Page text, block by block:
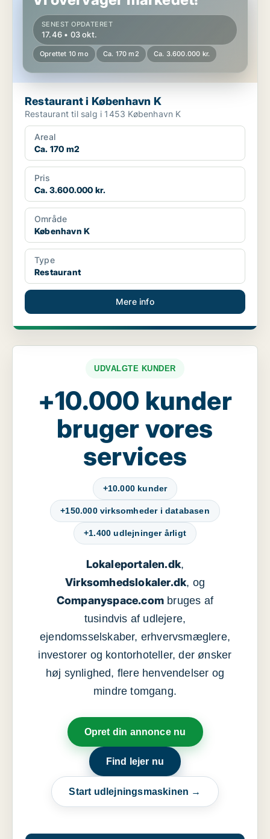
SENEST OPDATERET
17.46 • 03 okt.
Oprettet 10 mo Ca. 170 m2 Ca. 3.600.000 kr.
Restaurant i København K
Restaurant til salg i 1453 København K
Areal
Ca. 170 m2
Pris
Ca. 3.600.000 kr.
Område
København K
Type
Restaurant
Mere info
UDVALGTE KUNDER
+10.000 kunder
bruger vores
services
+10.000 kunder
+150.000 virksomheder i databasen
+1.400 udlejninger årligt
Lokaleportalen.dk,
Virksomhedslokaler.dk, og
Companyspace.com bruges af
tusindvis af udlejere,
ejendomsselskaber, erhvervsmæglere,
investorer og kontorhoteller, der ønsker
høj synlighed, flere henvendelser og
mindre tomgang.
Opret din annonce nu
Find lejer nu
Start udlejningsmaskinen →